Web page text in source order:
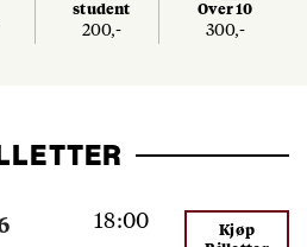
student
200,-
Over 10
300,-
18:00
Kjøp